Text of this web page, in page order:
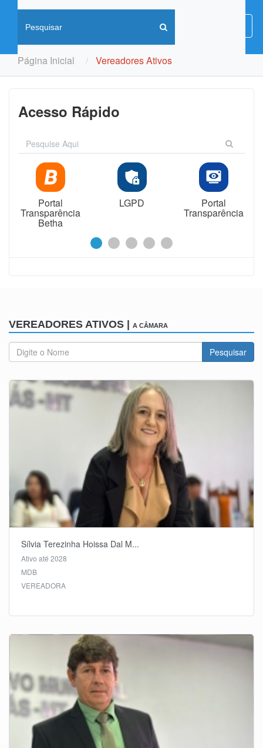
de
Página Inicial Vereadores Ativos
Acesso Rápido
Portal
Transparência
Betha
LGPD Portal
Transparência
VEREADORES ATIVOS | A CÂMARA
Pesquisar
Sílvia Terezinha Hoissa Dal M...
Ativo até 2028
MDB
VEREADORA